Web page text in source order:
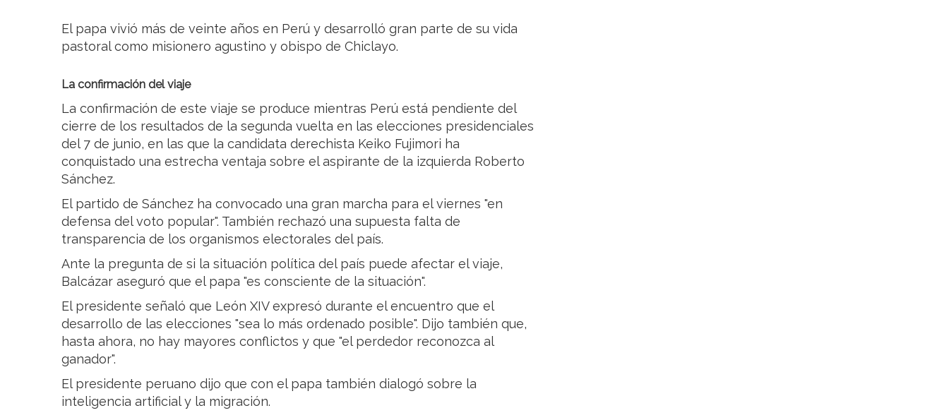
El papa vivió más de veinte años en Perú y desarrolló gran parte de su vida
pastoral como misionero agustino y obispo de Chiclayo.
La confirmación del viaje
La confirmación de este viaje se produce mientras Perú está pendiente del
cierre de los resultados de la segunda vuelta en las elecciones presidenciales
del 7 de junio, en las que la candidata derechista Keiko Fujimori ha
conquistado una estrecha ventaja sobre el aspirante de la izquierda Roberto
Sánchez.
El partido de Sánchez ha convocado una gran marcha para el viernes "en
defensa del voto popular". También rechazó una supuesta falta de
transparencia de los organismos electorales del país.
Ante la pregunta de si la situación política del país puede afectar el viaje,
Balcázar aseguró que el papa "es consciente de la situación".
El presidente señaló que León XIV expresó durante el encuentro que el
desarrollo de las elecciones "sea lo más ordenado posible". Dijo también que,
hasta ahora, no hay mayores conflictos y que "el perdedor reconozca al
ganador".
El presidente peruano dijo que con el papa también dialogó sobre la
inteligencia artificial y la migración.